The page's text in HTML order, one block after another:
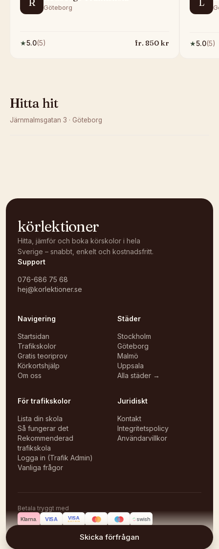
Skicka förfrågan
Göteborg
★5.0(5) fr. 850kr ★5.0(5)
Hitta hit
Järnmalmsgatan 3 · Göteborg
körlektioner
Hitta, jämför och boka körskolor i hela
Sverige – snabbt, enkelt och kostnadsfritt.
Support
076-686 75 68
hej@korlektioner.se
Navigering
Startsidan
Trafikskolor
Gratis teoriprov
Körkortshjälp
Om oss
Städer
Stockholm
Göteborg
Malmö
Uppsala
Alla städer →
För trafikskolor
Lista din skola
Så fungerar det
Rekommenderad
trafikskola
Logga in (Trafik Admin)
Vanliga frågor
Juridiskt
Kontakt
Integritetspolicy
Användarvillkor
Betala tryggt med
Klarna. VISA VISA
ELECTRON swish